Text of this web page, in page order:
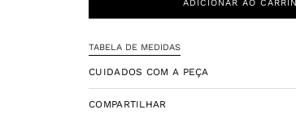
ADICIONAR AO
TABELA DE MEDIDAS
CUIDADOS COM A PEÇA
COMPARTILHAR